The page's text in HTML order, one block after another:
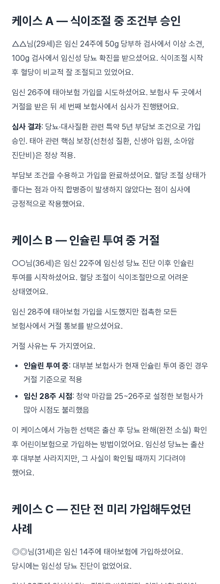
케이스 A — 식이조절 중 조건부 승인
△△님(29세)은 임신 24주에 50g 당부하 검사에서 이상 소견,
100g 검사에서 임신성 당뇨 확진을 받으셨어요. 식이조절 시작
후 혈당이 비교적 잘 조절되고 있었어요.
임신 26주에 태아보험 가입을 시도하셨어요. 보험사 두 곳에서
거절을 받은 뒤 세 번째 보험사에서 심사가 진행됐어요.
심사 결과: 당뇨·대사질환 관련 특약 5년 부담보 조건으로 가입
승인. 태아 관련 핵심 보장(선천성 질환, 신생아 입원, 소아암
진단비)은 정상 적용.
부담보 조건을 수용하고 가입을 완료하셨어요. 혈당 조절 상태가
좋다는 점과 아직 합병증이 발생하지 않았다는 점이 심사에
긍정적으로 작용했어요.
케이스 B — 인슐린 투여 중 거절
○○님(36세)은 임신 22주에 임신성 당뇨 진단 이후 인슐린
투여를 시작하셨어요. 혈당 조절이 식이조절만으로 어려운
상태였어요.
임신 28주에 태아보험 가입을 시도했지만 접촉한 모든
보험사에서 거절 통보를 받으셨어요.
거절 사유는 두 가지였어요.
인슐린 투여 중: 대부분 보험사가 현재 인슐린 투여 중인 경우
거절 기준으로 적용
임신 28주 시점: 청약 마감을 25~26주로 설정한 보험사가
많아 시점도 불리했음
이 케이스에서 가능한 선택은 출산 후 당뇨 완해(완전 소실) 확인
후 어린이보험으로 가입하는 방법이었어요. 임신성 당뇨는 출산
후 대부분 사라지지만, 그 사실이 확인될 때까지 기다려야
했어요.
케이스 C — 진단 전 미리 가입해두었던
사례
◎◎님(31세)은 임신 14주에 태아보험에 가입하셨어요.
당시에는 임신성 당뇨 진단이 없었어요.